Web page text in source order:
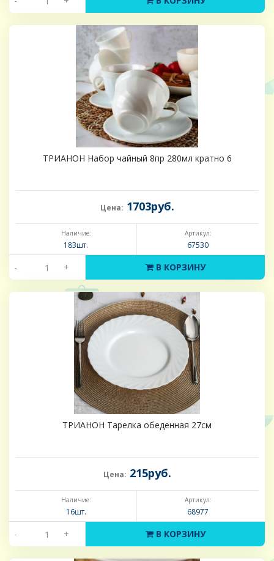
ТРИАНОН Набор чайный 8пр 280мл кратно 6
Цена: 1703руб.
Наличие:
183шт.
Артикул:
67530
- + В КОРЗИНУ
ТРИАНОН Тарелка обеденная 27см
Цена: 215руб.
Наличие:
16шт.
Артикул:
68977
- + В КОРЗИНУ